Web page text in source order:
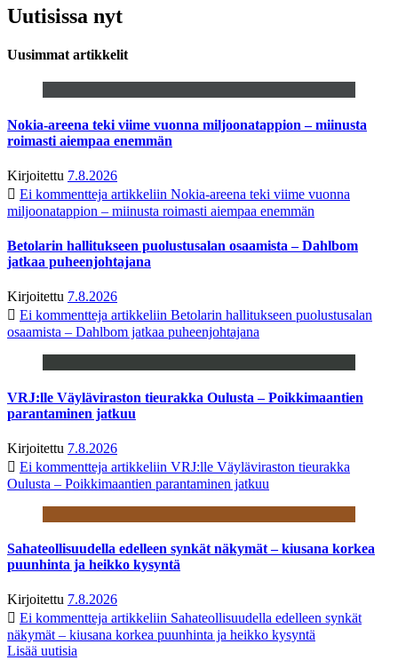
Uutisissa nyt
Uusimmat artikkelit
Nokia-areena teki viime vuonna miljoonatappion – miinusta
roimasti aiempaa enemmän
Kirjoitettu 7.8.2026
Ei kommentteja artikkeliin Nokia-areena teki viime vuonna
miljoonatappion – miinusta roimasti aiempaa enemmän
Betolarin hallitukseen puolustusalan osaamista – Dahlbom
jatkaa puheenjohtajana
Kirjoitettu 7.8.2026
Ei kommentteja artikkeliin Betolarin hallitukseen puolustusalan
osaamista – Dahlbom jatkaa puheenjohtajana
VRJ:lle Väyläviraston tieurakka Oulusta – Poikkimaantien
parantaminen jatkuu
Kirjoitettu 7.8.2026
Ei kommentteja artikkeliin VRJ:lle Väyläviraston tieurakka
Oulusta – Poikkimaantien parantaminen jatkuu
Sahateollisuudella edelleen synkät näkymät – kiusana korkea
puunhinta ja heikko kysyntä
Kirjoitettu 7.8.2026
Ei kommentteja artikkeliin Sahateollisuudella edelleen synkät
näkymät – kiusana korkea puunhinta ja heikko kysyntä
Lisää uutisia